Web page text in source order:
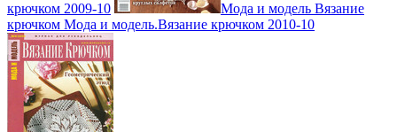
крючком 2009-10
Мода и модель Вязание
крючком Мода и модель.Вязание крючком 2010-10